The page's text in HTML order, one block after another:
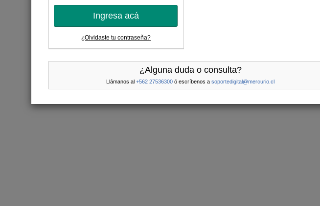
Ingresa acá
¿Olvidaste tu contraseña?
¿Alguna duda o consulta?
Llámanos al +562 27536300 ó escríbenos a soportedigital@mercurio.cl